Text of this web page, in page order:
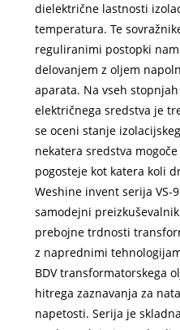
dielektrične lastnosti
temperatura. Te
reguliranimi postopki
delovanjem z oljem
aparata. Na vseh
električnega sredstva je
se oceni stanje
nekatera sredstva
pogosteje kot katera koli
Weshine invent serija VS-
samodejni
prebojne trdnosti
z naprednimi
BDV transformatorskega
hitrega zaznavanja za
napetosti. Serija je